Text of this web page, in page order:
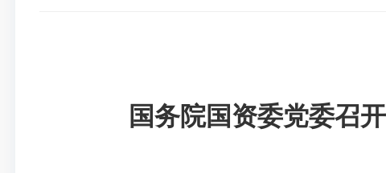
国务院国资委党委召